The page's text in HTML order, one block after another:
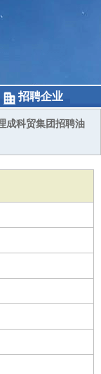
招聘企业
成科贸集团招聘油